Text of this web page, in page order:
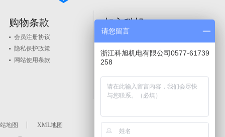
购物条款
会员注册协议
隐私保护政策
网站使用条款
加入科旭
品牌入驻
地图 XML地图
请您留言
浙江科旭机电有限公司0577-61739
258